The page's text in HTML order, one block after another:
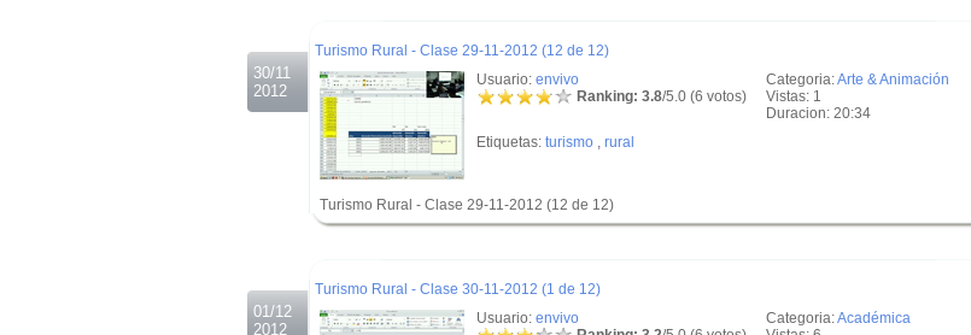
30/11
2012
Turismo Rural - Clase 29-11-2012 (12 de 12)
Categoria:Arte & Animación
Vistas: 1
Duracion: 20:34
Usuario: envivo
Ranking: 3.8/5.0 (6 votos)
Etiquetas: turismo , rural
Turismo Rural - Clase 29-11-2012 (12 de 12)
01/12
2012
Turismo Rural - Clase 30-11-2012 (1 de 12)
Categoria:Académica
Usuario: envivo